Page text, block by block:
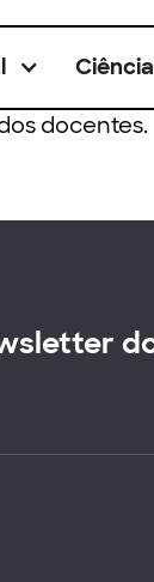
docentes.